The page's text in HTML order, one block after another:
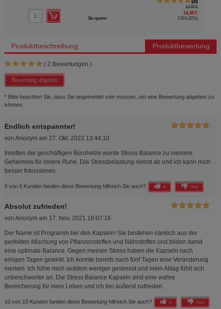
20
17,97 €
14,38 €
Sie sparen 3,59 € (20%)
Produktbeschreibung Produktbewertung
( 2 Bewertungen )
Bewertung abgeben
* Bitte beachten Sie, dass Sie angemeldet sein müssen, um eine Bewertung abgeben zu
können.
Endlich entspannter!
von Anonym am 27. Okt. 2023 13:44:10
Inmitten der geschäftigen Bürohetze wurde Stress Balance zu meinem
Geheimnis für innere Ruhe. Die Stressbelastung nimmt ab und ich kann mich
besser fokussieren.
5 von 5 Kunden fanden diese Bewertung hilfreich. Sie auch? Ja Nein
Absolut zufrieden!
von Anonym am 17. Nov. 2021 16:07:16
Der Name ist Programm bei den Kapseln! Sie bestehen nämlich aus der
perfekten Mischung von Pflanzenstoffen und Nährstoffen und bilden damit
eine optimale Balance. Gegen meinen Stress haben die Kapseln nach
einigen Tagen gewirkt. Ich konnte bereits nach fünf Tagen eine Veränderung
merken. Ich fühle mich seitdem weniger gestresst und mein Alltag fühlt sich
unbeschwerter an. Die Stress Balance Kapseln sind eine wahre
Bereicherung für mein Leben und ich bin äußerst zufrieden.
10 von 10 Kunden fanden diese Bewertung hilfreich. Sie auch? Ja Nein